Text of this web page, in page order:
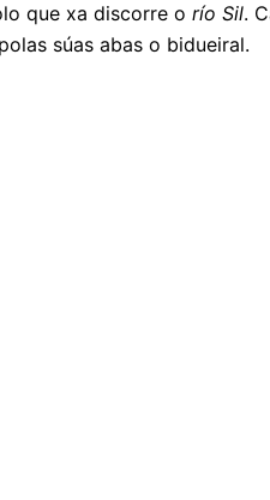
que xa discorre o río Sil.
súas abas o bidueiral.